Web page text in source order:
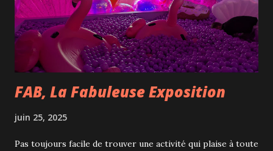
par exemple que des livres musicaux en anglais soient
produits par des non-anglophones et soient truffés
d'erreurs comme il nous le démontre sur scène ave...
FAB, La Fabuleuse Exposition
juin 25, 2025
Pas toujours facile de trouver une activité qui plaise à toute